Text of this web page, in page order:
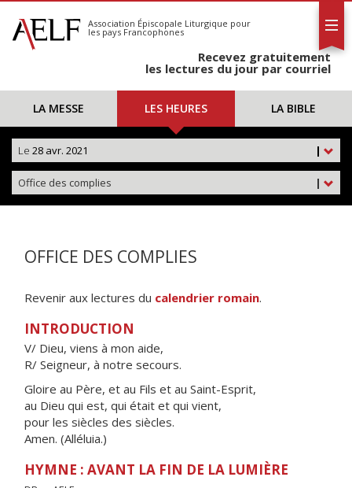
S'abonner
Calendrier
Association Épiscopale Liturgique pour
les pays Francophones
Recevez gratuitement
les lectures du jour par courriel
LA MESSE LES HEURES LA BIBLE
|
Le 28 avr. 2021
|
Office des complies
OFFICE DES COMPLIES
Revenir aux lectures du calendrier romain.
INTRODUCTION
V/ Dieu, viens à mon aide,
R/ Seigneur, à notre secours.
Gloire au Père, et au Fils et au Saint-Esprit,
au Dieu qui est, qui était et qui vient,
pour les siècles des siècles.
Amen. (Alléluia.)
HYMNE : AVANT LA FIN DE LA LUMIÈRE